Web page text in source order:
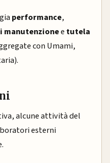
performance,
manutenzionee tutela
con Umami,
alcune attività del
esterni